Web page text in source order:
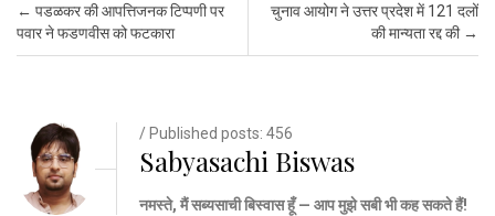
Post navigation
← पडळकर की आपत्तिजनक टिप्पणी पर
पवार ने फडणवीस को फटकारा
चुनाव आयोग ने उत्तर प्रदेश में 121 दलों
की मान्यता रद्द की →
/ Published posts: 456
Sabyasachi Biswas
नमस्ते, मैं सब्यसाची बिस्वास हूँ — आप मुझे सबी भी कह सकते हैं!